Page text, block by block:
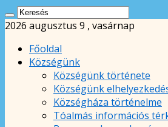
2026 augusztus 9 , vasárnap
Főoldal
Községünk
Községünk története
Községünk
Községháza történelme
Tóalmás információs